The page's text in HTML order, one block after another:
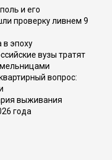
и его
проверку ливнем 9
в эпоху
вузы тратят
вопрос:
выживания
года